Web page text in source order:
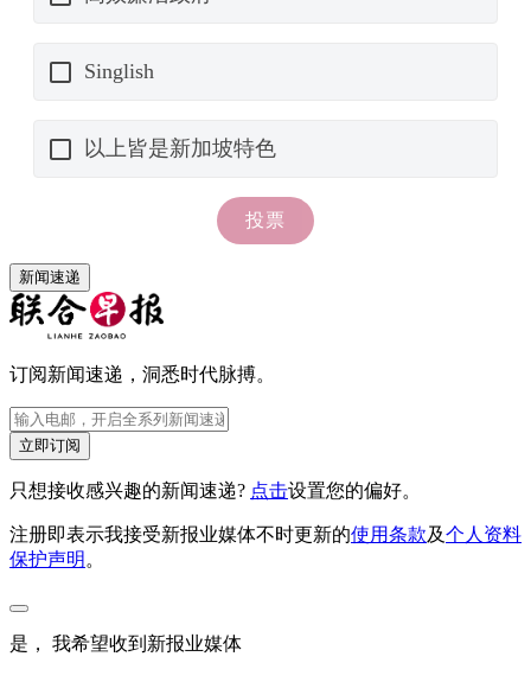
新闻速递
订阅新闻速递，洞悉时代脉搏。
立即订阅
只想接收感兴趣的新闻速递? 点击设置您的偏好。
注册即表示我接受新报业媒体不时更新的使用条款及个人资料
保护声明 。
是， 我希望收到新报业媒体